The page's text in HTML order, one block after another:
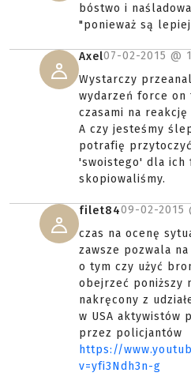
bóstwo i
"ponieważ są
Axel07-02-2015 @
Wystarczy
wydarzeń force on
czasami na
A czy jesteśmy
potrafię
'swoistego' dla ich
skopiowaliśmy.
filet8409-02-2015
czas na ocenę
zawsze pozwala
o tym czy użyć
obejrzeć poniższy
nakręcony z
w USA aktywistów
przez policjantów
https://
v=yfi3Ndh3n-g